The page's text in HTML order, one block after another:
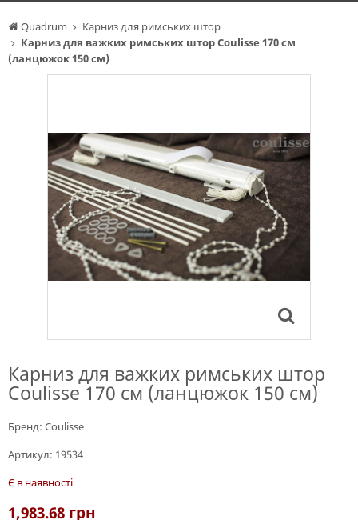
Quadrum
Карниз для римських штор
Карниз для важких римських штор Coulisse 170 см
(ланцюжок 150 см)
Карниз для важких римських штор
Coulisse 170 см (ланцюжок 150 см)
Бренд: Coulisse
Артикул: 19534
Є в наявності
1,983.68 грн